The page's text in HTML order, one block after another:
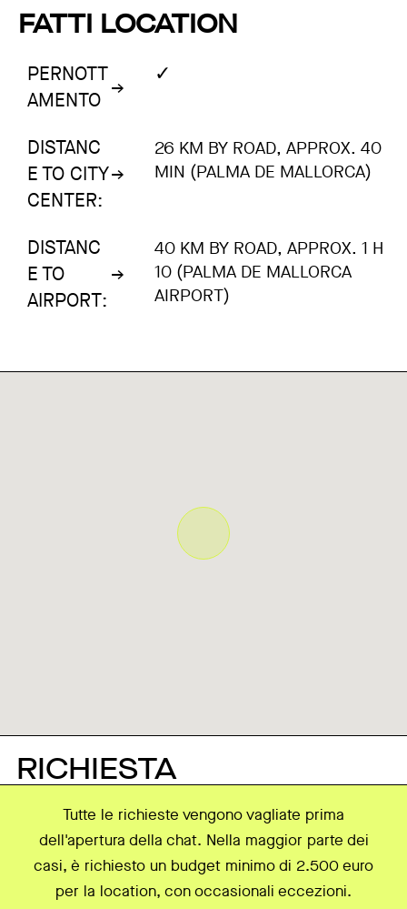
FATTI LOCATION
PERNOTT
AMENTO
✓
DISTANC
E TO CITY
CENTER:
26 KM BY ROAD, APPROX. 40
MIN (PALMA DE MALLORCA)
DISTANC
E TO
AIRPORT:
40 KM BY ROAD, APPROX. 1 H
10 (PALMA DE MALLORCA
AIRPORT)
RICHIESTA
Tutte le richieste vengono vagliate prima
dell'apertura della chat. Nella maggior parte dei
casi, è richiesto un budget minimo di 2.500 euro
per la location, con occasionali eccezioni.